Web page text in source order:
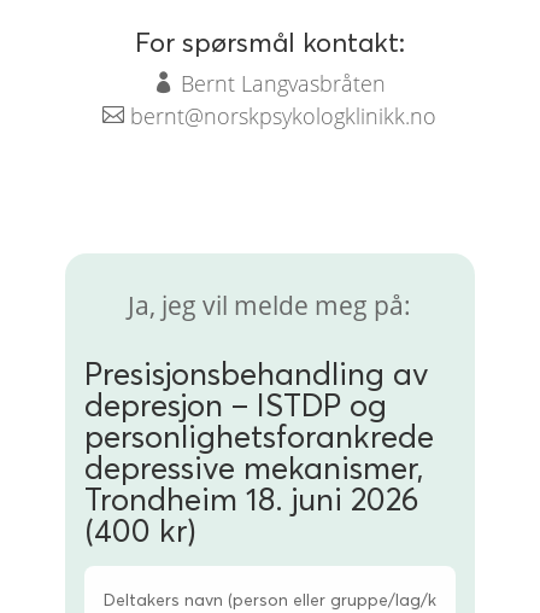
For spørsmål kontakt:
 Bernt Langvasbråten
 bernt@norskpsykologklinikk.no
Ja, jeg vil melde meg på:
Presisjonsbehand­ling av
depresjon – ISTDP og
personlighetsforankrede
depressive mekanismer,
Trondheim 18. juni 2026
(400 kr)